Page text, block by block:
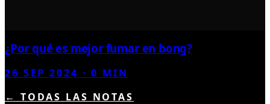
¿Por qué es mejor fumar en bong?
26 SEP 2024 ·0 MIN
← TODAS LAS NOTAS